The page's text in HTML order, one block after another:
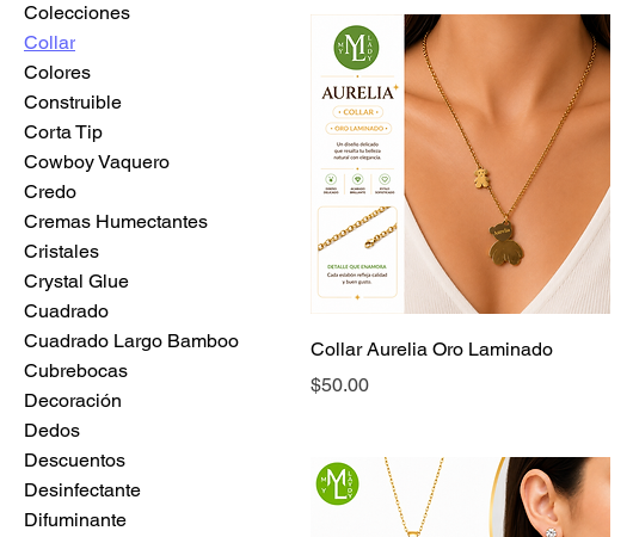
Colecciones
Collar
Colores
Construible
Corta Tip
Cowboy Vaquero
Credo
Cremas Humectantes
Cristales
Crystal Glue
Cuadrado
Cuadrado Largo Bamboo
Cubrebocas
Decoración
Dedos
Descuentos
Desinfectante
Difuminante
Collar Aurelia Oro Laminado
Precio
$50.00